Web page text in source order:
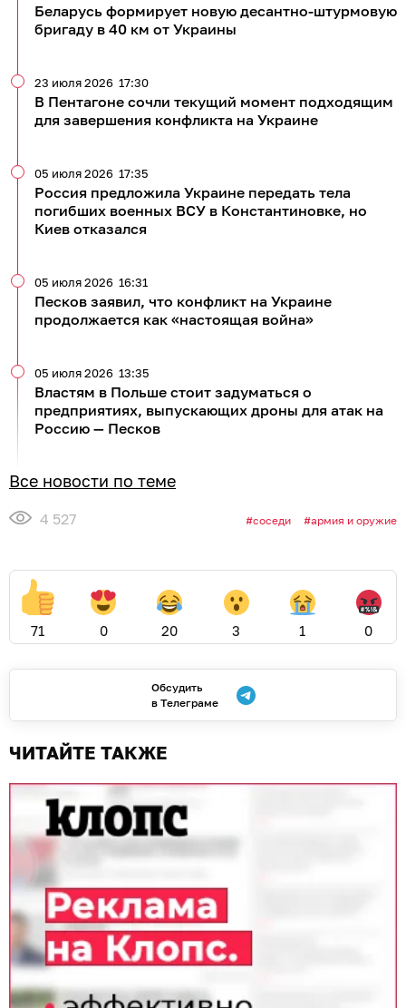
Беларусь формирует новую десантно-штурмовую
бригаду в 40 км от Украины
В Пентагоне сочли текущий момент подходящим
для завершения конфликта на Украине
23 июля 2026 17:30
Россия предложила Украине передать тела
погибших военных ВСУ в Константиновке, но
Киев отказался
05 июля 2026 17:35
Песков заявил, что конфликт на Украине
продолжается как «настоящая война»
05 июля 2026 16:31
Властям в Польше стоит задуматься о
предприятиях, выпускающих дроны для атак на
Россию — Песков
05 июля 2026 13:35
Все новости по теме
4 527 соседи армия и оружие
71 0 20 3 1 0
Обсудить
в Телеграме
ЧИТАЙТЕ ТАКЖЕ